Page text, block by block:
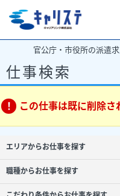
官公庁・市役所の派遣
仕事検索
この仕事は既に削除さ
エリアからお仕事を探す
職種からお仕事を探す